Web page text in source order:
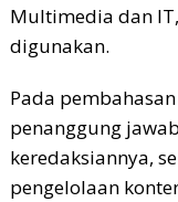
Multimedia dan
digunakan.
Pada
penanggung
keredaksiannya,
pengelolaan